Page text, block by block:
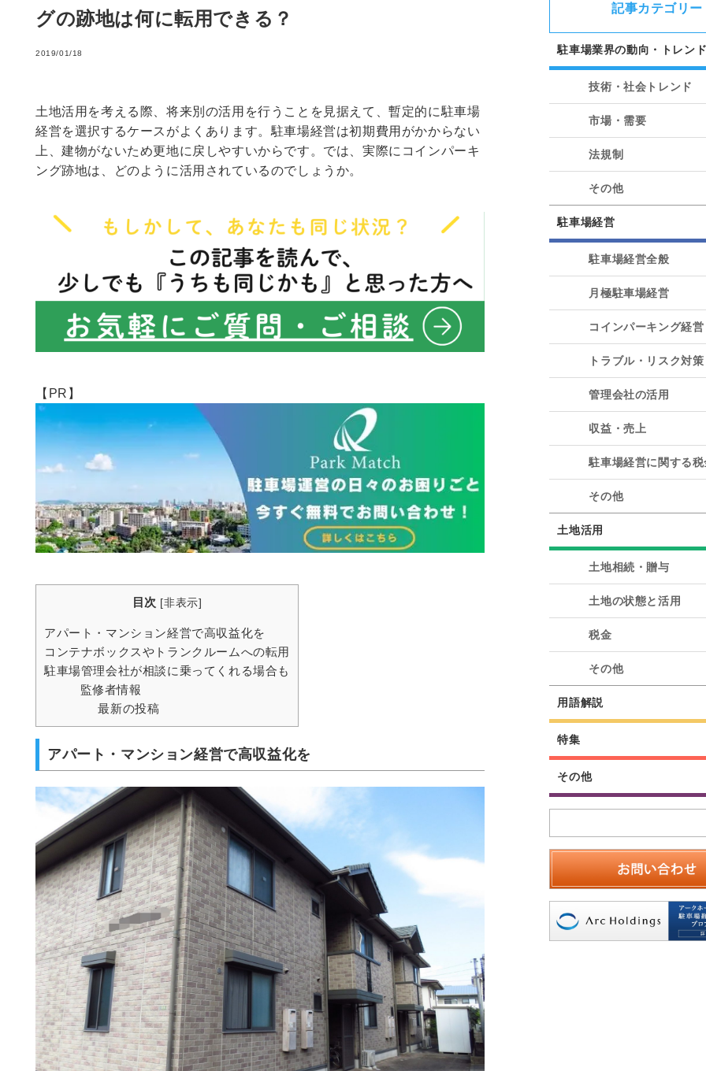
グの跡地は何に転用できる？
2019/01/18
土地活用を考える際、将来別の活用を行うことを見据えて、暫定的に駐車場
経営を選択するケースがよくあります。駐車場経営は初期費用がかからない
上、建物がないため更地に戻しやすいからです。では、実際にコインパーキ
ング跡地は、どのように活用されているのでしょうか。
【PR】
目次 [非表示]
アパート・マンション経営で高収益化を
コンテナボックスやトランクルームへの転用
駐車場管理会社が相談に乗ってくれる場合も
監修者情報
最新の投稿
アパート・マンション経営で高収益化を
記事カテゴリー
駐車場業界の動向・トレン
技術・社会トレンド
市場・需要
法規制
その他
駐車場経営
駐車場経営全般
月極駐車場経営
コインパーキング経営
トラブル・リスク対策
管理会社の活用
収益・売上
駐車場経営に関する税
その他
土地活用
土地相続・贈与
土地の状態と活用
税金
その他
用語解説
特集
その他